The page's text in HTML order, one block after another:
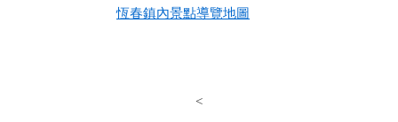
恆春鎮內景點導覽地圖
<